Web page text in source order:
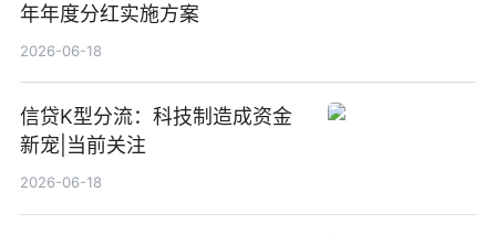
年年度分红实施方案
2026-06-18
信贷K型分流：科技制造成资金
新宠|当前关注
2026-06-18